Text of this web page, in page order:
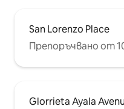
San Lorenzo Place
Препоръчвано от
Glorrieta Ayala